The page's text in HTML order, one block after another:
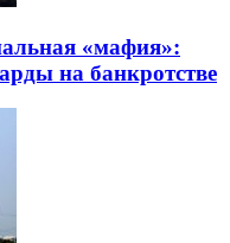
«мафия»:
на банкротстве